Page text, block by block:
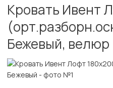
Кровать Ивент
Бежевый, велюр